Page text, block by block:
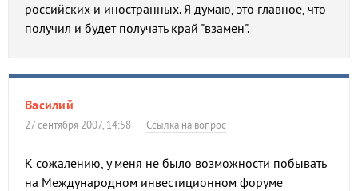
российских и иностранных. Я думаю, это главное, что
получил и будет получать край "взамен".
Василий
27 сентября 2007, 14:58 Ссылка на вопрос
К сожалению, у меня не было возможности побывать
на Международном инвестиционном форуме